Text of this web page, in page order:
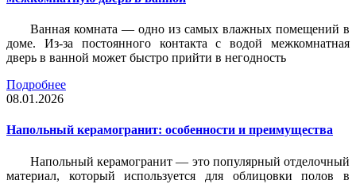
Ванная комната — одно из самых влажных помещений в
доме. Из-за постоянного контакта с водой межкомнатная
дверь в ванной может быстро прийти в негодность
Подробнее
08.01.2026
Напольный керамогранит: особенности и преимущества
Напольный керамогранит — это популярный отделочный
материал, который используется для облицовки полов в